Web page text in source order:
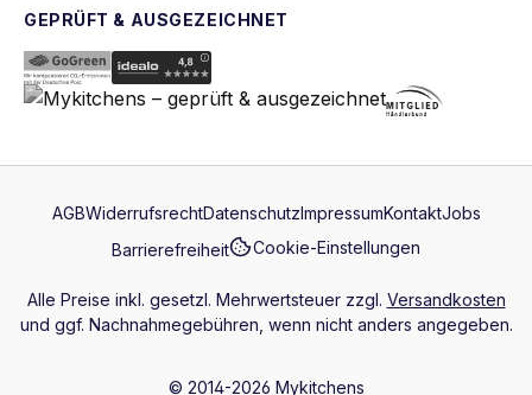
GEPRÜFT & AUSGEZEICHNET
AGBWiderrufsrechtDatenschutzImpressumKontaktJobs
Barrierefreiheit
Cookie-Einstellungen
Alle Preise inkl. gesetzl. Mehrwertsteuer zzgl. Versandkosten
und ggf. Nachnahmegebühren, wenn nicht anders angegeben.
© 2014-2026 Mykitchens